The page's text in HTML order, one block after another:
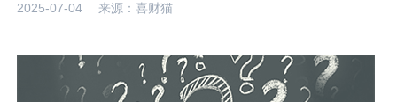
2025-07-04 来源：喜财猫